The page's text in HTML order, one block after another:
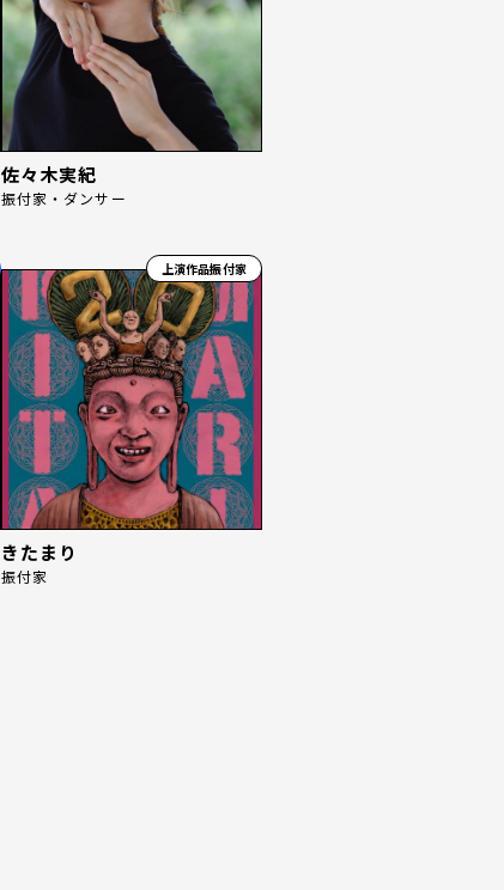
佐々木実紀
振付家・ダンサー
上演作品振付家
きたまり
振付家